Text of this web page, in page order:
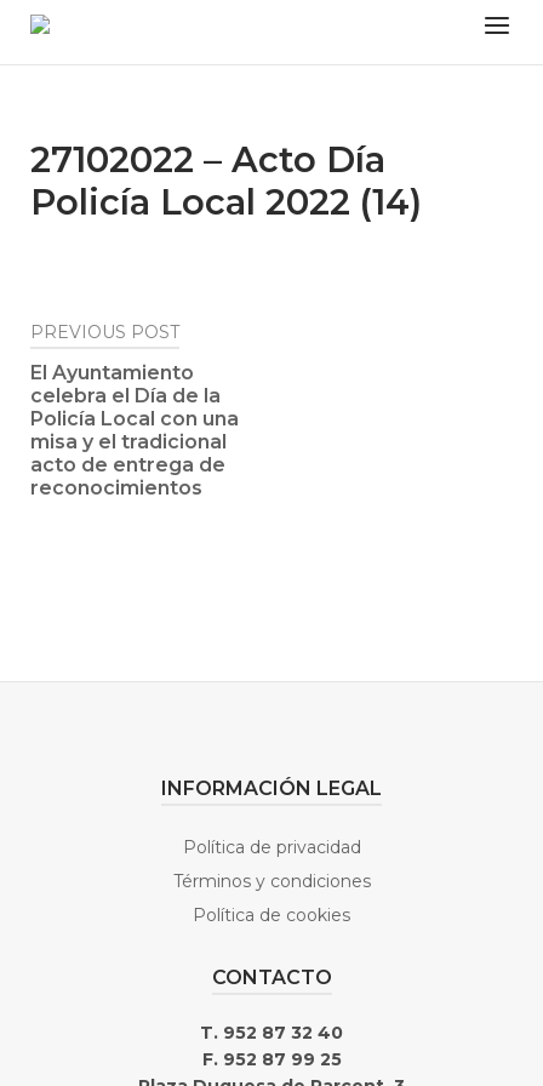
Skip
Menu
27102022 – Acto Día
Policía Local 2022 (14)
Post
navigation
PREVIOUS POST
El Ayuntamiento
celebra el Día de la
Policía Local con una
misa y el tradicional
acto de entrega de
reconocimientos
INFORMACIÓN LEGAL
Política de privacidad
Términos y condiciones
Política de cookies
CONTACTO
T. 952 87 32 40
F. 952 87 99 25